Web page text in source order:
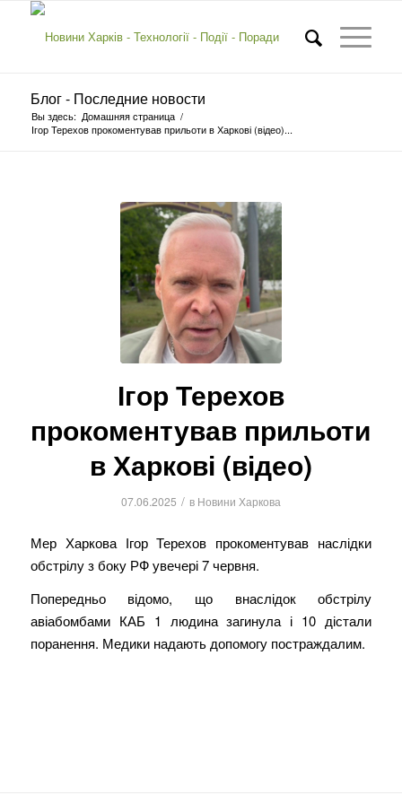
Блог - Последние новости
Вы здесь: Домашняя страница /
Ігор Терехов прокоментував прильоти в Харкові (відео)...
Ігор Терехов
прокоментував прильоти
в Харкові (відео)
07.06.2025 / в Новини Харкова
Мер Харкова Ігор Терехов прокоментував наслідки
обстрілу з боку РФ увечері 7 червня.
Попередньо відомо, що внаслідок обстрілу
авіабомбами КАБ 1 людина загинула і 10 дістали
поранення. Медики надають допомогу постраждалим.